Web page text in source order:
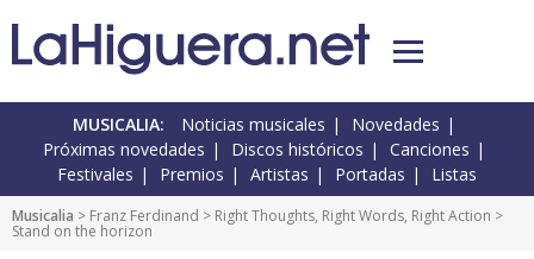
MUSICALIA: Noticias musicales
Novedades
Próximas novedades
Discos históricos
Canciones
Festivales
Premios Artistas Portadas Listas
Musicalia > Franz Ferdinand > Right Thoughts, Right Words, Right Action >
Stand on the horizon